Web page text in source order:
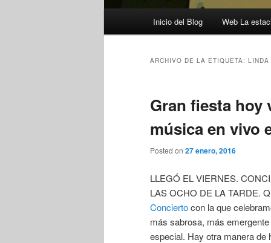
Inicio del Blog Web La
ARCHIVO DE LA ETIQUETA: LINDA
Gran fiesta hoy
música en vivo
Posted on 27 enero, 2016
LLEGÓ EL VIERNES.
LAS OCHO DE LA TARDE.
Conciertocon la que
más sabrosa, más
especial. Hay otra manera